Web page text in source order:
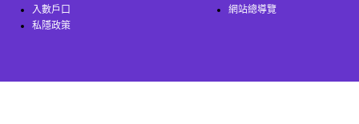
入數戶口
私隱政策
網站總導覽